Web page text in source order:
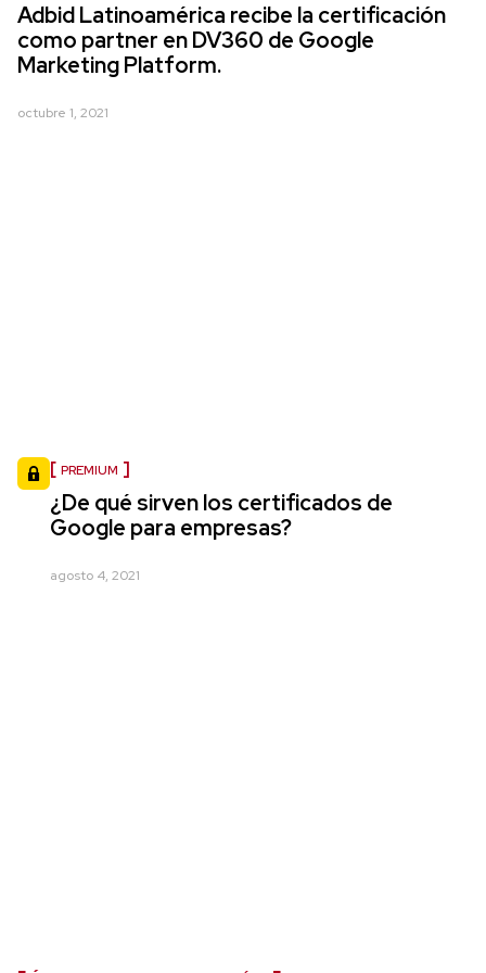
Adbid Latinoamérica recibe la certificación
como partner en DV360 de Google
Marketing Platform.
octubre 1, 2021
PREMIUM
¿De qué sirven los certificados de
Google para empresas?
agosto 4, 2021